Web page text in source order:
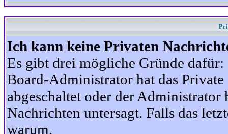
Ich kann keine Privaten
Es gibt drei mögliche Gründe
Board-Administrator hat das
abgeschaltet oder der
Nachrichten untersagt. Falls das
warum.